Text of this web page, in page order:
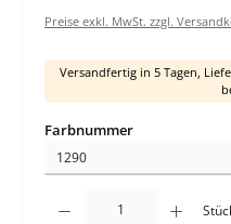
Preise exkl. MwSt. zzgl.
Versandfertig in 5 Tagen,
Farbnummerauswählen
Produkt Anzahl: Gib den